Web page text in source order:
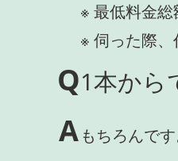
※ 最低料金総
※ 伺った際
Q1本から
Aもちろんで